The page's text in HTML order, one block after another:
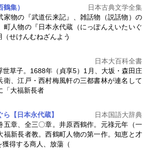
集）
日本古典文学全集
家物の『武道伝来記』、雑話物（説話物）の
町人物の『日本永代蔵 （にっぽんえいたいぐ
せけんむねざんよう
日本大百科全書
世草子。1688年（貞享5）1月、大坂・森田庄
衛、江戸・西村梅風軒の三都書林が連名して
「大福新長者
【日本永代蔵】
日本国語大辞典
五章、全三〇章。井原西鶴作。元祿元年（一
福新長者教。西鶴町人物の第一作。知恵と才
得する商人、放蕩（